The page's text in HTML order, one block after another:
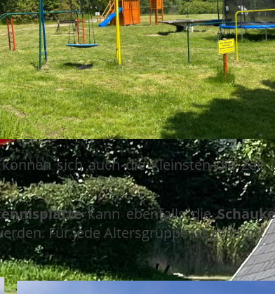
sich auch die Kleinsten die Zeit
kann ebenfalls die
Für jede Altersgruppe ist gesorgt!